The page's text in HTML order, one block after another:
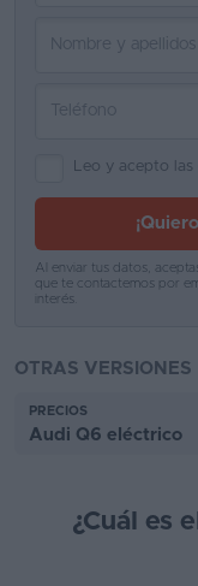
Vender
Blog
Ventas
de
2026
Leo y acepto las
Al enviar tus datos,
que te contactemos por
interés.
OTRAS VERSIONES
PRECIOS
Audi Q6 eléctrico
¿Cuál es